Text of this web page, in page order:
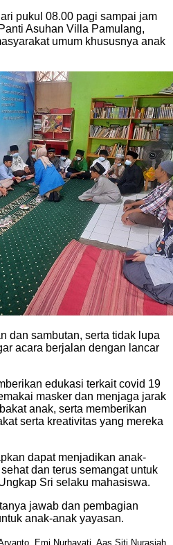
pukul 08.00 pagi sampai jam
Asuhan Villa Pamulang,
umum khususnya anak
dan sambutan, serta tidak lupa
acara berjalan dengan lancar
edukasi terkait covid 19
masker dan menjaga jarak
anak, serta memberikan
serta kreativitas yang mereka
dapat menjadikan anak-
dan terus semangat untuk
Sri selaku mahasiswa.
jawab dan pembagian
anak-anak yayasan.
,Emi Nurhayati, Aas Siti Nurasiah